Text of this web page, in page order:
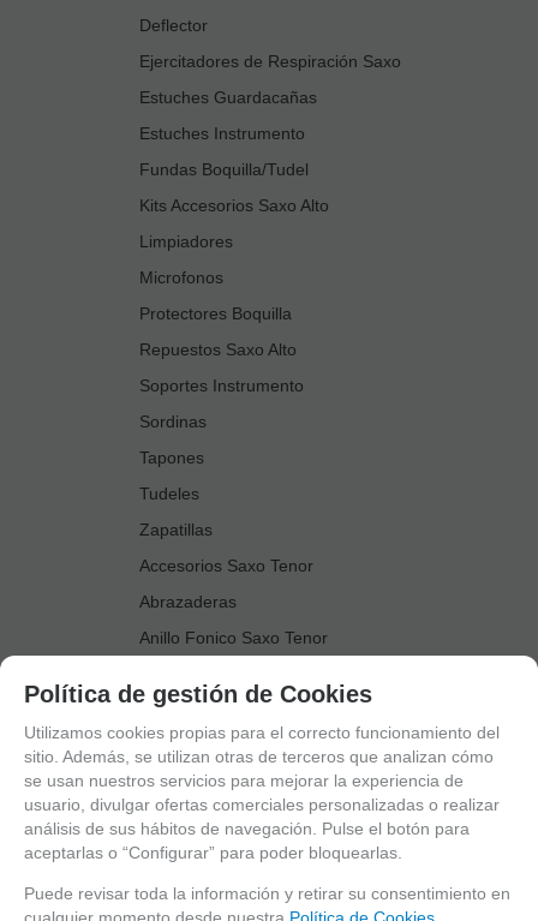
Deflector
Ejercitadores de Respiración Saxo
Estuches Guardacañas
Estuches Instrumento
Fundas Boquilla/Tudel
Kits Accesorios Saxo Alto
Limpiadores
Microfonos
Protectores Boquilla
Repuestos Saxo Alto
Soportes Instrumento
Sordinas
Tapones
Tudeles
Zapatillas
Accesorios Saxo Tenor
Abrazaderas
Anillo Fonico Saxo Tenor
Boquillas
Boquilleros
Cañas
Cortacañas
Deflector Saxo Tenor
Política de gestión de Cookies
Utilizamos cookies propias para el correcto funcionamiento del
sitio. Además, se utilizan otras de terceros que analizan cómo
se usan nuestros servicios para mejorar la experiencia de
usuario, divulgar ofertas comerciales personalizadas o realizar
análisis de sus hábitos de navegación. Pulse el botón para
aceptarlas o “Configurar” para poder bloquearlas.
Puede revisar toda la información y retirar su consentimiento en